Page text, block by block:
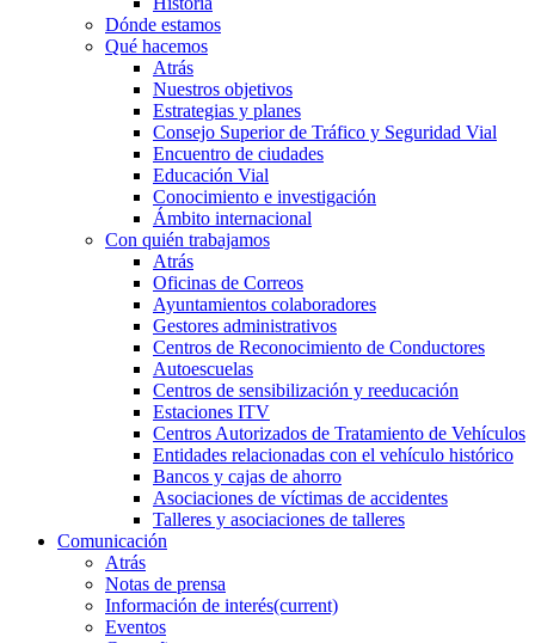
Dónde estamos
Qué hacemos
Atrás
Nuestros objetivos
Estrategias y planes
Consejo Superior de Tráfico y Seguridad Vial
Encuentro de ciudades
Educación Vial
Conocimiento e investigación
Ámbito internacional
Con quién trabajamos
Atrás
Oficinas de Correos
Ayuntamientos colaboradores
Gestores administrativos
Centros de Reconocimiento de Conductores
Autoescuelas
Centros de sensibilización y reeducación
Estaciones ITV
Centros Autorizados de Tratamiento de Vehículos
Entidades relacionadas con el vehículo histórico
Bancos y cajas de ahorro
Asociaciones de víctimas de accidentes
Talleres y asociaciones de talleres
Comunicación
Atrás
Notas de prensa
Información de interés(current)
Eventos